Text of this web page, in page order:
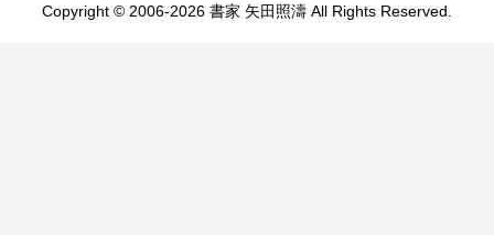
Copyright © 2006-2026 書家 矢田照濤 All Rights Reserved.